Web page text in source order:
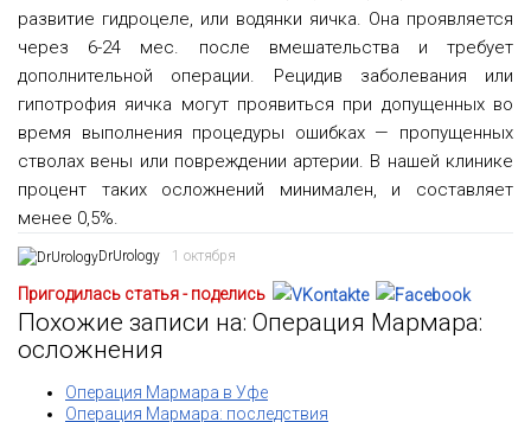
развитие гидроцеле, или водянки яичка. Она проявляется
через 6-24 мес. после вмешательства и требует
дополнительной операции. Рецидив заболевания или
гипотрофия яичка могут проявиться при допущенных во
время выполнения процедуры ошибках — пропущенных
стволах вены или повреждении артерии. В нашей клинике
процент таких осложнений минимален, и составляет
менее 0,5%.
DrUrology 1 октября
Пригодилась статья - поделись
Похожие записи на: Операция Мармара:
осложнения
Операция Мармара в Уфе
Операция Мармара: последствия